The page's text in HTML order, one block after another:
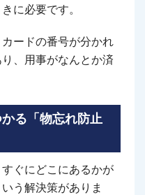
に必要です。
ードの番号が分かれ
、用事がなんとか済
る「物忘れ防止
ぐにどこにあるかが
う解決策がありま